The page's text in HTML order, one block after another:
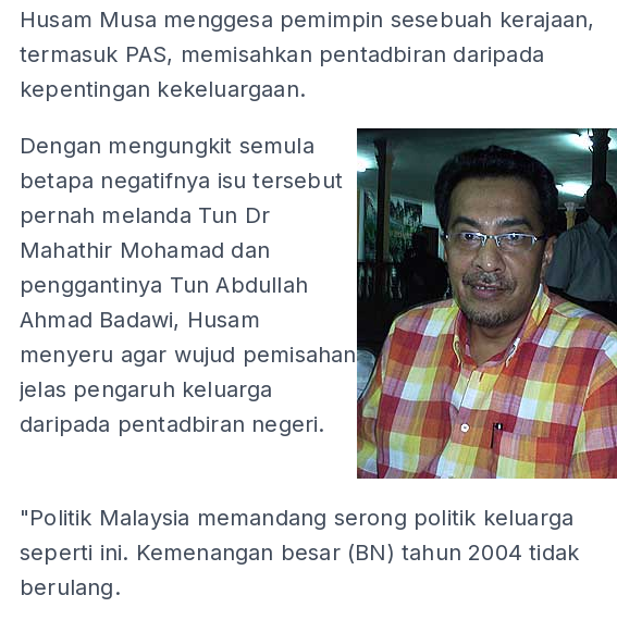
Husam Musa menggesa pemimpin sesebuah kerajaan,
termasuk PAS, memisahkan pentadbiran daripada
kepentingan kekeluargaan.
Dengan mengungkit semula
betapa negatifnya isu tersebut
pernah melanda Tun Dr
Mahathir Mohamad dan
penggantinya Tun Abdullah
Ahmad Badawi, Husam
menyeru agar wujud pemisahan
jelas pengaruh keluarga
daripada pentadbiran negeri.
"Politik Malaysia memandang serong politik keluarga
seperti ini. Kemenangan besar (BN) tahun 2004 tidak
berulang.